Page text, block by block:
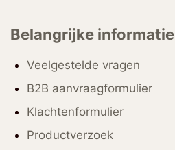
Belangrijke informatie
Veelgestelde vragen
B2B aanvraagformulier
Klachtenformulier
Productverzoek